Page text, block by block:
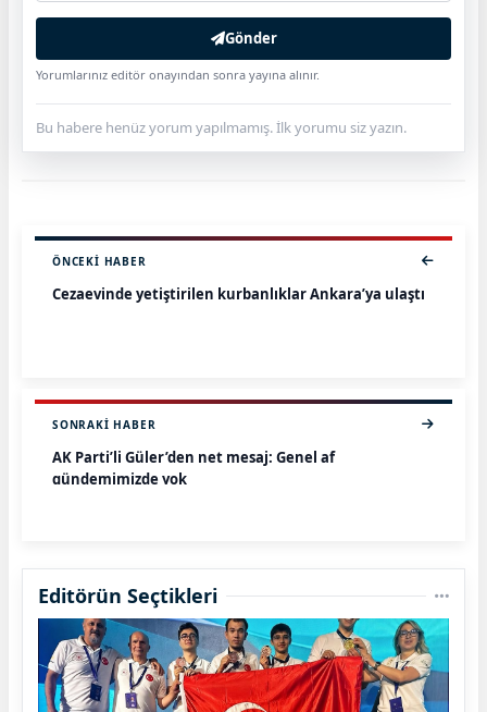
Gönder
Yorumlarınız editör onayından sonra yayına alınır.
Bu habere henüz yorum yapılmamış. İlk yorumu siz yazın.
ÖNCEKI HABER
Cezaevinde yetiştirilen kurbanlıklar Ankara’ya ulaştı
SONRAKI HABER
AK Parti’li Güler’den net mesaj: Genel af
gündemimizde yok
Editörün Seçtikleri